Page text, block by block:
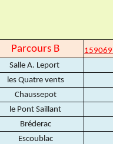
Parcours B
Salle A. Leport
les Quatre vents
Chaussepot
le Pont Saillant
Bréderac
Escoublac